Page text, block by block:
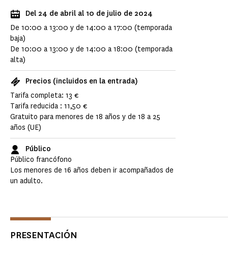
Del 24 de abril al 10 de julio de 2024
De 10:00 a 13:00 y de 14:00 a 17:00 (temporada
baja)
De 10:00 a 13:00 y de 14:00 a 18:00 (temporada
alta)
Precios (incluidos en la entrada)
Tarifa completa: 13 €
Tarifa reducida : 11,50 €
Gratuito para menores de 18 años y de 18 a 25
años (UE)
Público
Público francófono
Los menores de 16 años deben ir acompañados de
un adulto.
PRESENTACIÓN